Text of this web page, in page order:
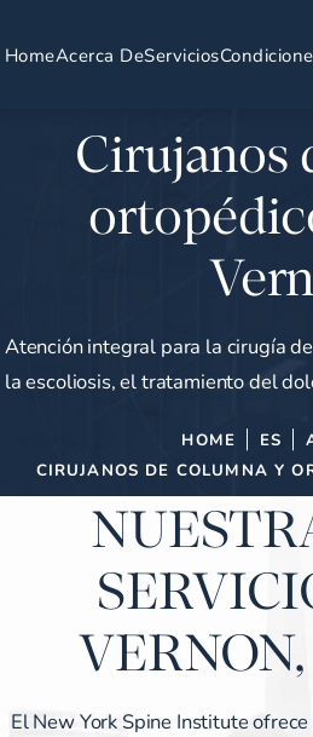
HomeAcerca DeServicios
Cirujanos
Atención integral para la cirugía
la escoliosis, el tratamiento del
HOME ES
CIRUJANOS DE COLUMNA Y
El New York Spine Institute